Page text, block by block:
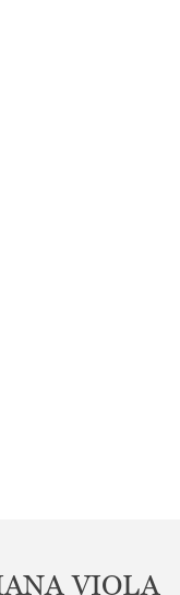
VIOLA